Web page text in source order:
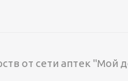
от сети аптек "Мой